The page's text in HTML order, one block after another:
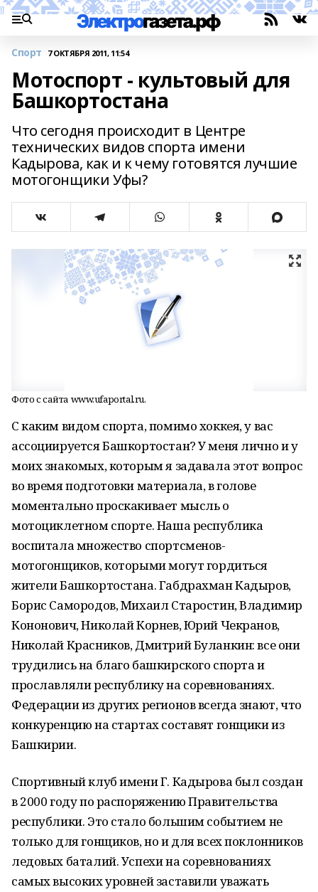
Спорт 7 ОКТЯБРЯ 2011, 11:54
Мотоспорт - культовый для
Башкортостана
Что сегодня происходит в Центре
технических видов спорта имени
Кадырова, как и к чему готовятся лучшие
мотогонщики Уфы?
Фото с сайта www.ufaportal.ru.
С каким видом спорта, помимо хоккея, у вас
ассоциируется Башкортостан? У меня лично и у
моих знакомых, которым я задавала этот вопрос
во время подготовки материала, в голове
моментально проскакивает мысль о
мотоциклетном спорте. Наша республика
воспитала множество спортсменов-
мотогонщиков, которыми могут гордиться
жители Башкортостана. Габдрахман Кадыров,
Борис Самородов, Михаил Старостин, Владимир
Кононович, Николай Корнев, Юрий Чекранов,
Николай Красников, Дмитрий Буланкин: все они
трудились на благо башкирского спорта и
прославляли республику на соревнованиях.
Федерации из других регионов всегда знают, что
конкуренцию на стартах составят гонщики из
Башкирии.
Спортивный клуб имени Г. Кадырова был создан
в 2000 году по распоряжению Правительства
республики. Это стало большим событием не
только для гонщиков, но и для всех поклонников
ледовых баталий. Успехи на соревнованиях
самых высоких уровней заставили уважать